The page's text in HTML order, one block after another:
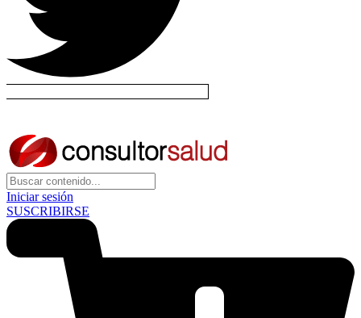
Iniciar sesión
SUSCRIBIRSE